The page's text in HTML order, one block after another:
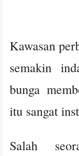
Kawasan
semakin
bunga
itu sangat
Salah